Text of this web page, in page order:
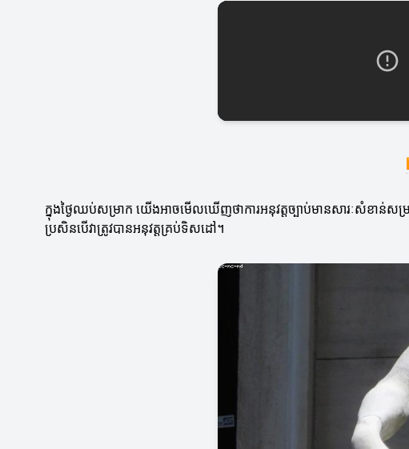
ក្នុងថ្ងៃឈប់សម្រាក យើងអាចមើលឃើញថាការអនុវត្តច្បាប់មានសារៈសំខាន់ស
ប្រសិនបើវាត្រូវបានអនុវត្តគ្រប់ទិសដៅ។